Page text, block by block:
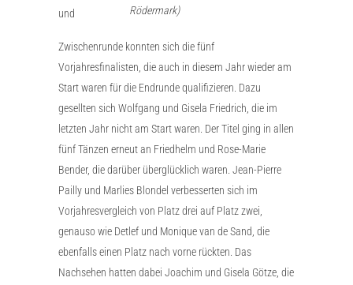
Rödermark)
und
Zwischenrunde konnten sich die fünf
Vorjahresfinalisten, die auch in diesem Jahr wieder am
Start waren für die Endrunde qualifizieren. Dazu
gesellten sich Wolfgang und Gisela Friedrich, die im
letzten Jahr nicht am Start waren. Der Titel ging in allen
fünf Tänzen erneut an Friedhelm und Rose-Marie
Bender, die darüber überglücklich waren. Jean-Pierre
Pailly und Marlies Blondel verbesserten sich im
Vorjahresvergleich von Platz drei auf Platz zwei,
genauso wie Detlef und Monique van de Sand, die
ebenfalls einen Platz nach vorne rückten. Das
Nachsehen hatten dabei Joachim und Gisela Götze, die